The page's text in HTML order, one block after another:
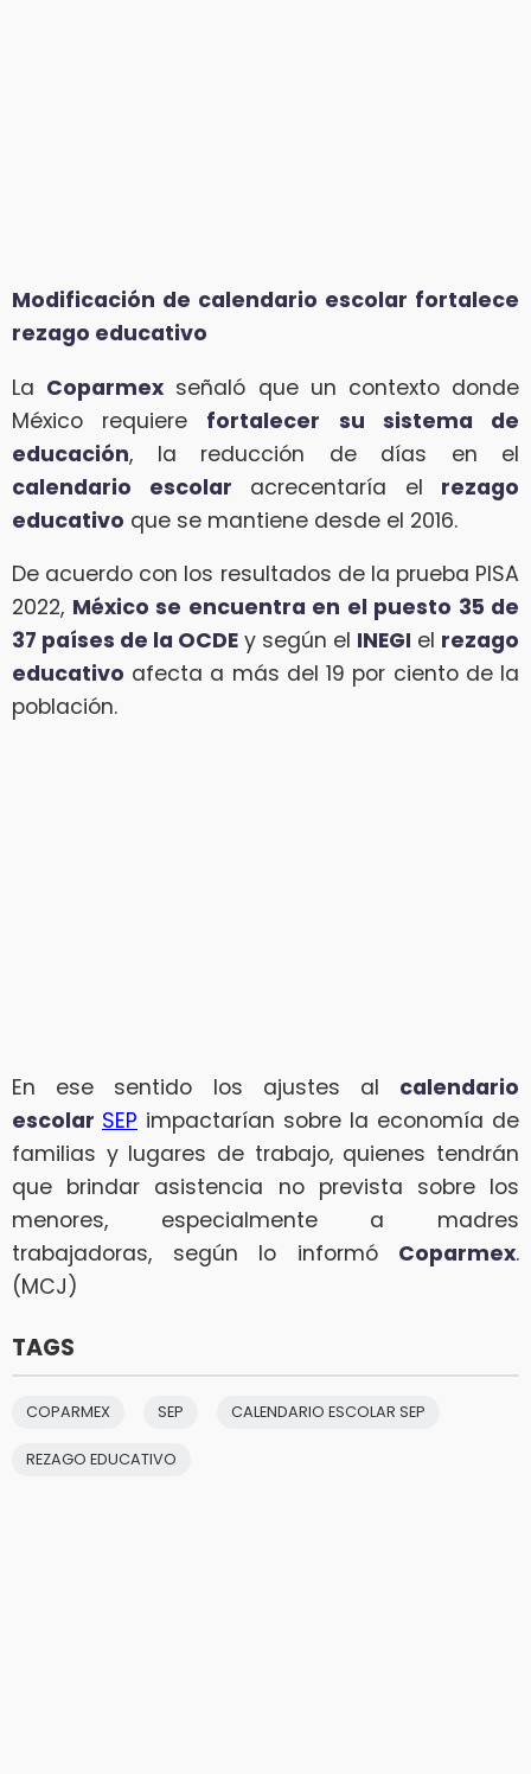
Modificación de calendario escolar fortalece
rezago educativo
La Coparmex señaló que un contexto donde
México requiere fortalecer su sistema de
educación, la reducción de días en el
calendario escolar acrecentaría el rezago
educativo que se mantiene desde el 2016.
De acuerdo con los resultados de la prueba PISA
2022, México se encuentra en el puesto 35 de
37 países de la OCDE y según el INEGI el rezago
educativo afecta a más del 19 por ciento de la
población.
En ese sentido los ajustes al calendario
escolar SEP impactarían sobre la economía de
familias y lugares de trabajo, quienes tendrán
que brindar asistencia no prevista sobre los
menores, especialmente a madres
trabajadoras, según lo informó Coparmex.
(MCJ)
TAGS
COPARMEX SEP CALENDARIO ESCOLAR SEP
REZAGO EDUCATIVO